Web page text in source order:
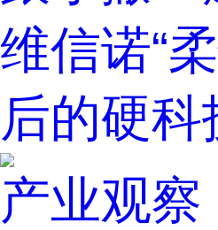
维信诺“
后的硬科
产业观